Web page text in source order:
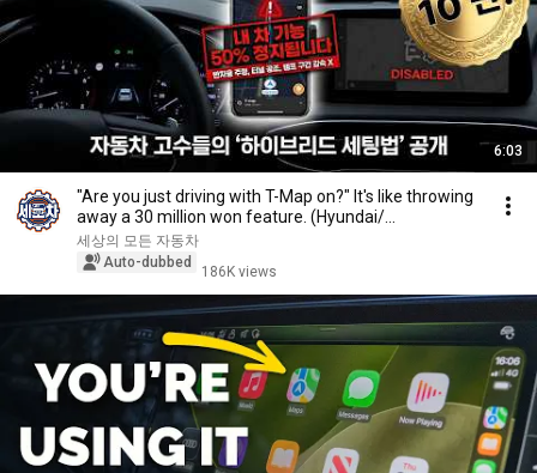
6:03
"Are you just driving with T-Map on?" It's like throwing
away a 30 million won feature. (Hyundai/...
세상의 모든 자동차
Auto-dubbed
186K views